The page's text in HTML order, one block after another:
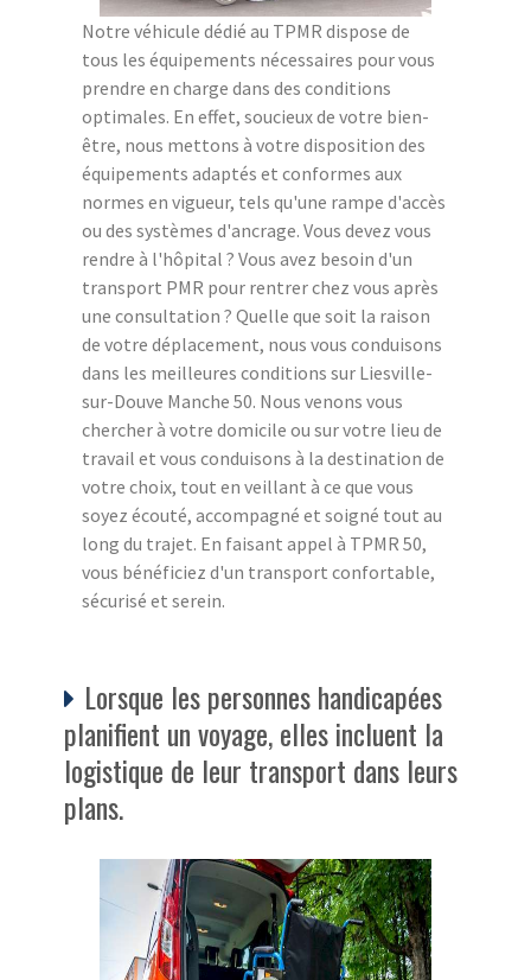
Notre véhicule dédié au TPMR dispose de
tous les équipements nécessaires pour vous
prendre en charge dans des conditions
optimales. En effet, soucieux de votre bien-
être, nous mettons à votre disposition des
équipements adaptés et conformes aux
normes en vigueur, tels qu'une rampe d'accès
ou des systèmes d'ancrage. Vous devez vous
rendre à l'hôpital ? Vous avez besoin d'un
transport PMR pour rentrer chez vous après
une consultation ? Quelle que soit la raison
de votre déplacement, nous vous conduisons
dans les meilleures conditions sur Liesville-
sur-Douve Manche 50. Nous venons vous
chercher à votre domicile ou sur votre lieu de
travail et vous conduisons à la destination de
votre choix, tout en veillant à ce que vous
soyez écouté, accompagné et soigné tout au
long du trajet. En faisant appel à TPMR 50,
vous bénéficiez d'un transport confortable,
sécurisé et serein.
Lorsque les personnes handicapées
planifient un voyage, elles incluent la
logistique de leur transport dans leurs
plans.